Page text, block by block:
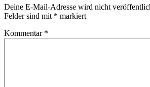
Deine E-Mail-Adresse wird nicht
Felder sind mit * markiert
Kommentar *